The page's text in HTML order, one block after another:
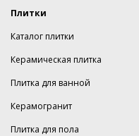
Плитки
Каталог плитки
Керамическая плитка
Плитка для ванной
Керамогранит
Плитка для пола